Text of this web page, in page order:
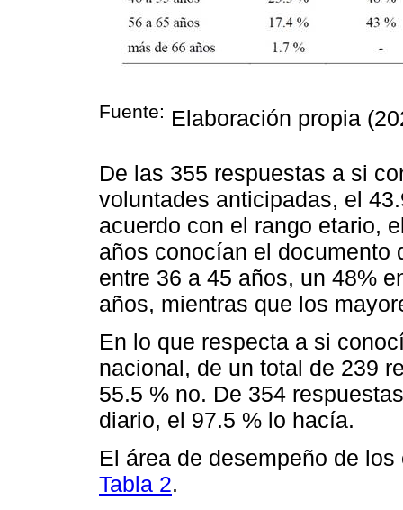
Fuente: Elaboración propia
De las 355 respuestas a si
voluntades anticipadas, el
acuerdo con el rango etario,
años conocían el documento
entre 36 a 45 años, un 48%
años, mientras que los
En lo que respecta a si
nacional, de un total de 239
55.5 % no. De 354
diario, el 97.5 % lo hacía.
El área de desempeño de
Tabla 2.